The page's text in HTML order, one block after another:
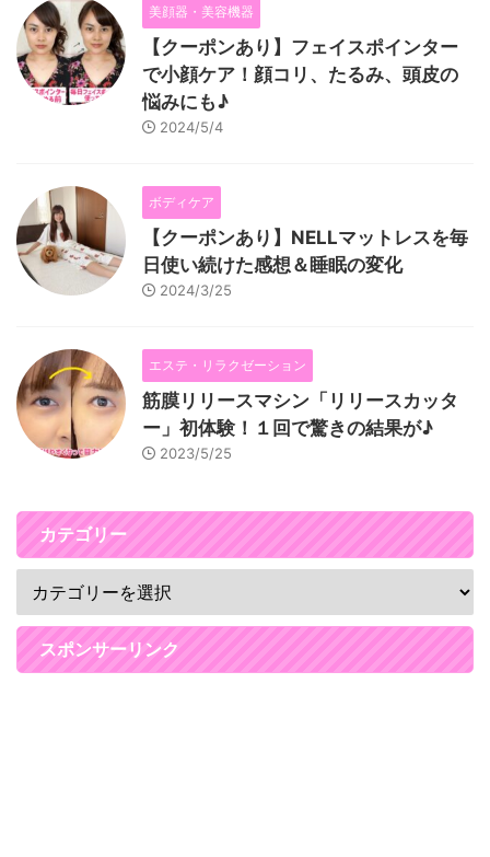
美顔器・美容機器
【クーポンあり】フェイスポインター
で小顔ケア！顔コリ、たるみ、頭皮の
悩みにも♪
2024/5/4
ボディケア
【クーポンあり】NELLマットレスを毎
日使い続けた感想＆睡眠の変化
2024/3/25
エステ・リラクゼーション
筋膜リリースマシン「リリースカッタ
ー」初体験！１回で驚きの結果が♪
2023/5/25
カテゴリー
スポンサーリンク